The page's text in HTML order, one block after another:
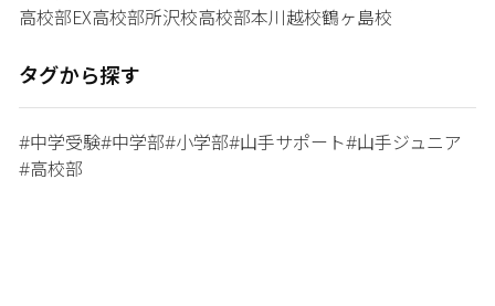
高校部EX高校部所沢校高校部本川越校鶴ヶ島校
タグから探す
#中学受験#中学部#小学部#山手サポート#山手ジュニア
#高校部